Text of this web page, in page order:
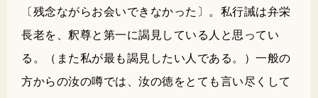
〔残念ながらお会いできなかった〕。私行誡は弁栄
長老を、釈尊と第一に謁見している人と思ってい
る。（また私が最も謁見したい人である。）一般の
方からの汝の噂では、汝の徳をとても言い尽くして